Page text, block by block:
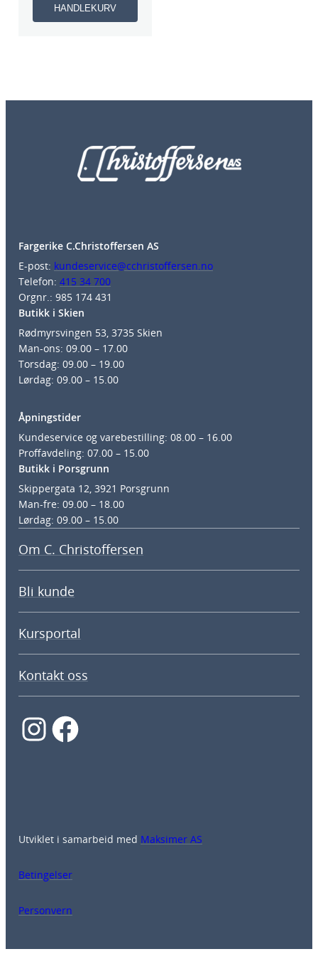
HANDLEKURV
Fargerike C.Christoffersen AS
E-post: kundeservice@cchristoffersen.no
Telefon: 415 34 700
Orgnr.: 985 174 431
Butikk i Skien
Rødmyrsvingen 53, 3735 Skien
Man-ons: 09.00 – 17.00
Torsdag: 09.00 – 19.00
Lørdag: 09.00 – 15.00
Åpningstider
Kundeservice og varebestilling: 08.00 – 16.00
Proffavdeling: 07.00 – 15.00
Butikk i Porsgrunn
Skippergata 12, 3921 Porsgrunn
Man-fre: 09.00 – 18.00
Lørdag: 09.00 – 15.00
Om C. Christoffersen
Bli kunde
Kursportal
Kontakt oss
InstagramFacebook
Utviklet i samarbeid med Maksimer AS
Betingelser
Personvern